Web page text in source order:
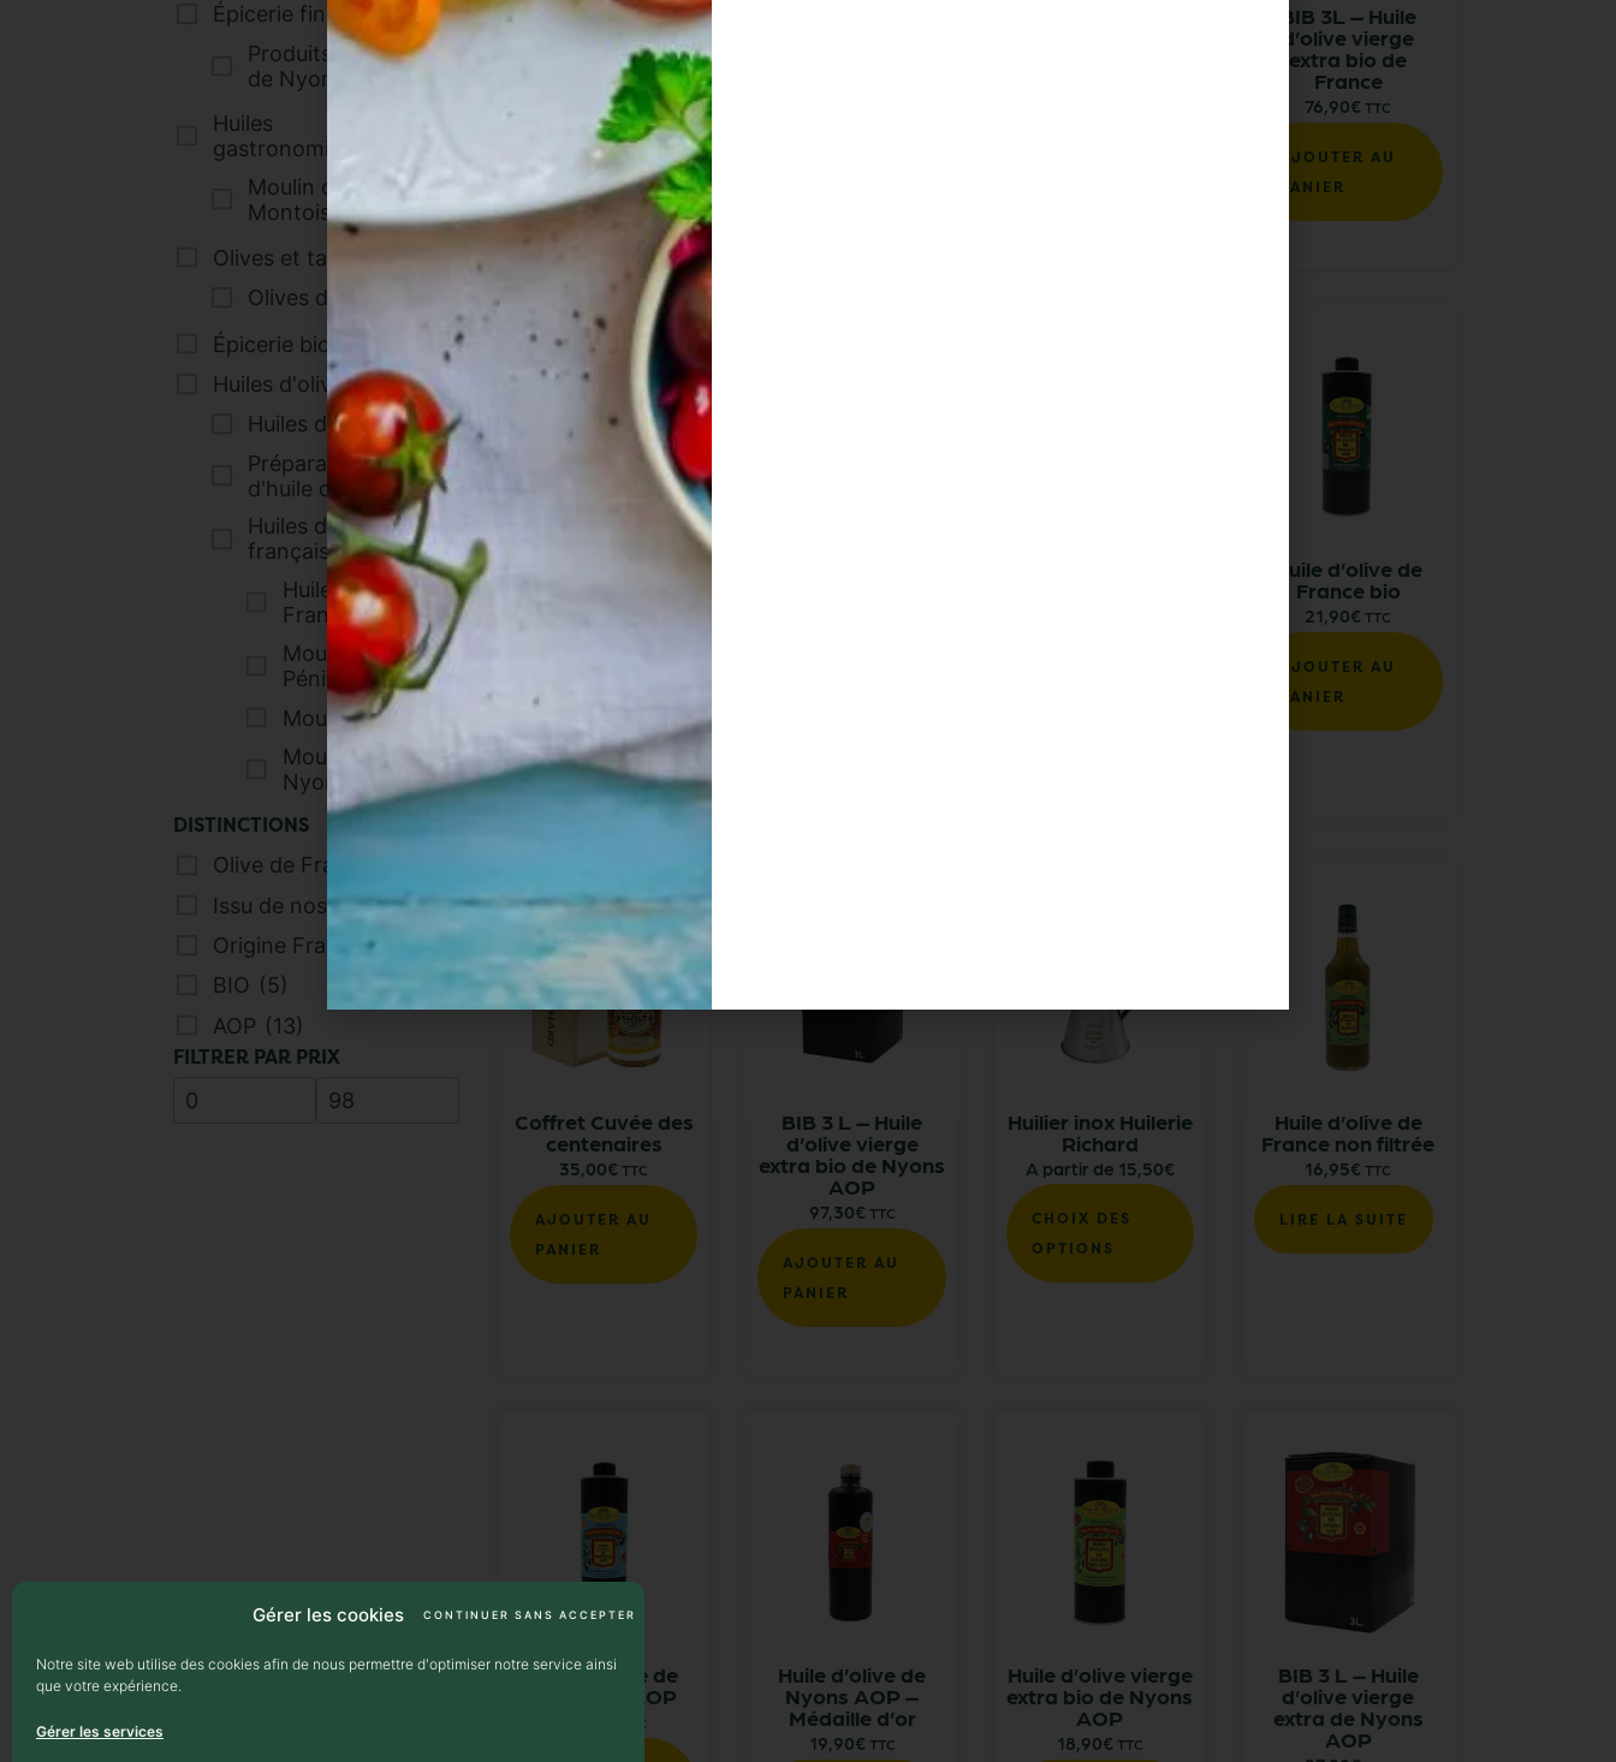
Gérer les cookies
Notre site web utilise des cookies afin de nous permettre d'optimiser notre service ainsi
que votre expérience.
Gérer les services
CONTINUER SANS ACCEPTER
Épicerie fine salée
(1)
Produits aux olives
de Nyons
Huiles
gastronomiques
Moulin de
Montoison (1)
Olives et tartinables (1)
Olives de France
Épicerie bio
Huiles d'olive (24)
Huiles d'olive bio (4)
Préparations à base
d'huile d'olive (1)
Huiles d'olive
françaises (24)
Huiles d'olive de
France (18)
Moulin des
Pénitents (6)
Moulin d'Uzès
Moulin de
Nyons
DISTINCTIONS
Olive de France
Issu de nos Moulins (19)
Origine France
(21)
BIO (5)
AOP (13)
FILTRER PAR PRIX
BIB 3 L – Huile
d’olive vierge
extra de France
€ TTC
AJOUTER AU
PANIER
BIB 3L – Huile
d’olive vierge
extra bio de
France
76,90€ TTC
AJOUTER AU
PANIER
PANIER
Huile d’olive de
France bio
21,90€ TTC
AJOUTER AU
PANIER
Coffret Cuvée des
centenaires
35,00€ TTC
AJOUTER AU
PANIER
BIB 3 L – Huile
d’olive vierge
extra bio de Nyons
AOP
97,30€ TTC
AJOUTER AU
PANIER
Huilier inox Huilerie
Richard
A partir de 15,50€
CHOIX DES
OPTIONS
Huile d’olive de
France non filtrée
16,95€ TTC
LIRE LA SUITE
Huile d’olive de
Provence AOP
TTC
Huile d’olive de
Nyons AOP –
Médaille d’or
19,90€ TTC
Huile d’olive vierge
extra bio de Nyons
AOP
18,90€ TTC
BIB 3 L – Huile
d’olive vierge
extra de Nyons
AOP